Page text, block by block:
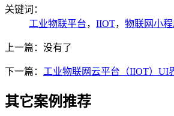
关键词：
工业物联平台， IIOT， 物联网小
上一篇：没有了
下一篇： 工业物联网云平台（IIOT）UI
其它案例推荐